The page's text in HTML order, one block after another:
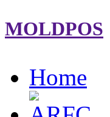
MOLDPOS
Home